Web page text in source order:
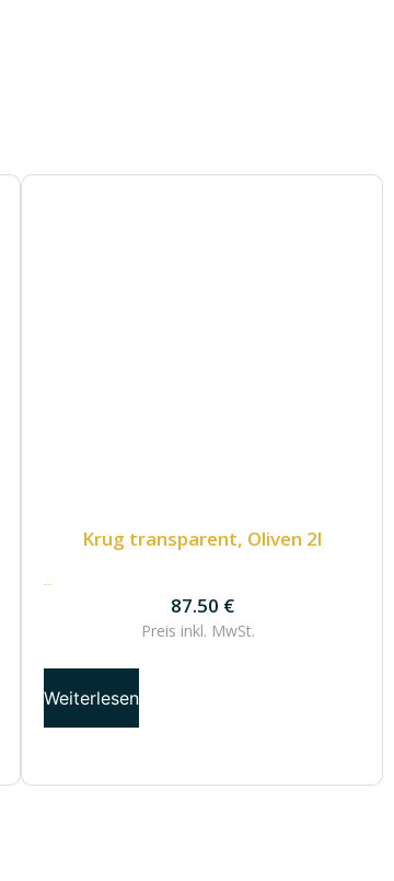
Krug transparent, Oliven 2l
87.50 €
87.50 €
Preis inkl. MwSt.
Weiterlesen